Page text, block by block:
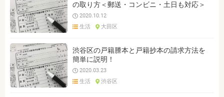
の取り方＜郵送・コンビニ・土日も対応＞
2020.10.12
生活
大田区
渋谷区の戸籍謄本と戸籍抄本の請求方法を
簡単に説明！
2020.03.23
生活
渋谷区